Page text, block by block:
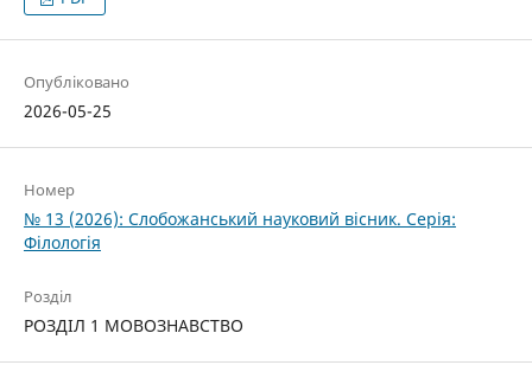
Опубліковано
2026-05-25
Номер
№ 13 (2026): Слобожанський науковий вісник. Серія:
Філологія
Розділ
РОЗДІЛ 1 МОВОЗНАВСТВО